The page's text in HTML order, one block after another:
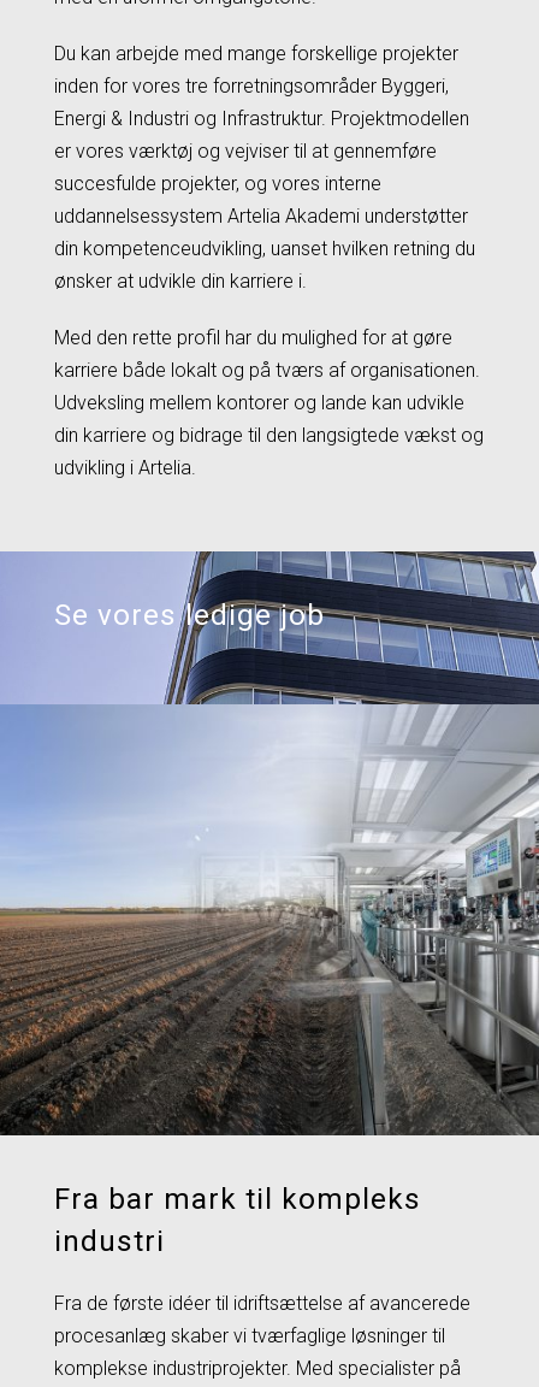
Du kan arbejde med mange forskellige projekter
inden for vores tre forretningsområder Byggeri,
Energi & Industri og Infrastruktur. Projektmodellen
er vores værktøj og vejviser til at gennemføre
succesfulde projekter, og vores interne
uddannelsessystem Artelia Akademi understøtter
din kompetenceudvikling, uanset hvilken retning du
ønsker at udvikle din karriere i.
Med den rette profil har du mulighed for at gøre
karriere både lokalt og på tværs af organisationen.
Udveksling mellem kontorer og lande kan udvikle
din karriere og bidrage til den langsigtede vækst og
udvikling i Artelia.
Se vores ledige job
Fra bar mark til kompleks
industri
Fra de første idéer til idriftsættelse af avancerede
procesanlæg skaber vi tværfaglige løsninger til
komplekse industriprojekter. Med specialister på